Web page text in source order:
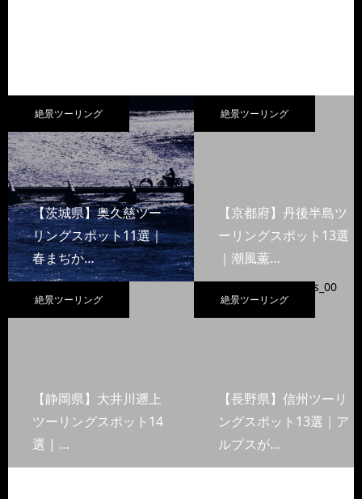
絶景ツーリング
【茨城県】奥久慈ツー
リングスポット11選｜
春まぢか…
絶景ツーリング
【京都府】丹後半島ツ
ーリングスポット13選
｜潮風薫…
絶景ツーリング
【静岡県】大井川遡上
ツーリングスポット14
選 | …
絶景ツーリング
【長野県】信州ツーリ
ングスポット13選｜ア
ルプスが…